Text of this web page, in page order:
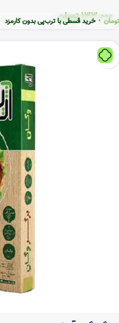
خرید قسطی با ترب‌پی بدون کارمزد
133.000 تومان